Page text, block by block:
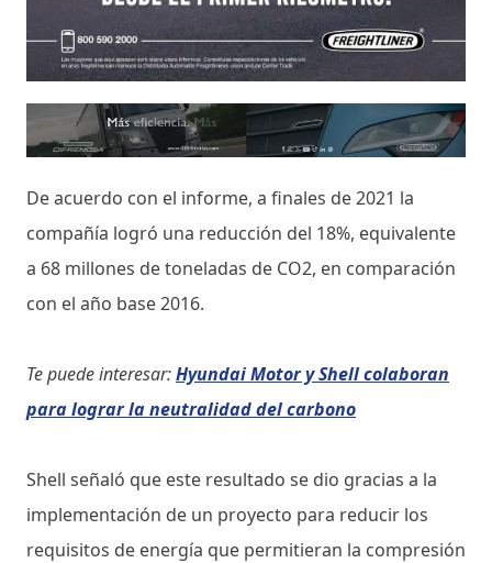
De acuerdo con el informe, a finales de 2021 la
compañía logró una reducción del 18%, equivalente
a 68 millones de toneladas de CO2, en comparación
con el año base 2016.
Te puede interesar:Hyundai Motor y Shell colaboran
para lograr la neutralidad del carbono
Shell señaló que este resultado se dio gracias a la
implementación de un proyecto para reducir los
requisitos de energía que permitieran la compresión